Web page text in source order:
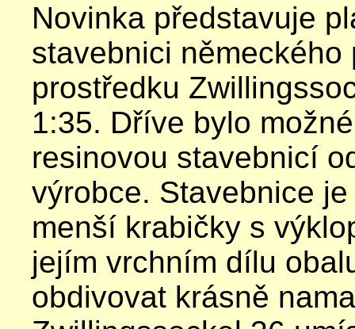
Novinka představuje
stavebnici německého
prostředku
1:35. Dříve bylo
resinovou stavebnicí
výrobce. Stavebnice
menší krabičky s
jejím vrchním dílu
obdivovat krásně